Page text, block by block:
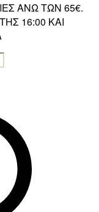
ΑΝΩ ΤΩΝ 65€.
16:00 ΚΑΙ